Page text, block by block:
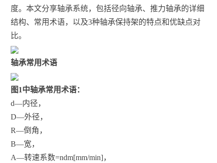
度。本文分享轴承系统，包括径向轴承、推力轴承的详细
结构、常用术语，以及3种轴承保持架的特点和优缺点对
比。
轴承常用术语
图1中轴承常用术语：
d—­­­­­­­内径，
D—外径，
R—倒角，
B­­­­­­­—宽，
A­­­­­­­—转速系数=ndm[mm/min]，